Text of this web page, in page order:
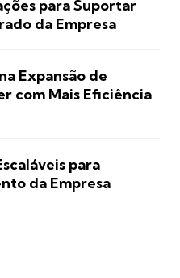
para Suportar
da Empresa
Expansão de
com Mais Eficiência
para
da Empresa